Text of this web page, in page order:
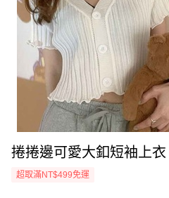
捲捲邊可愛大釦短袖上衣
超取滿NT$499免運